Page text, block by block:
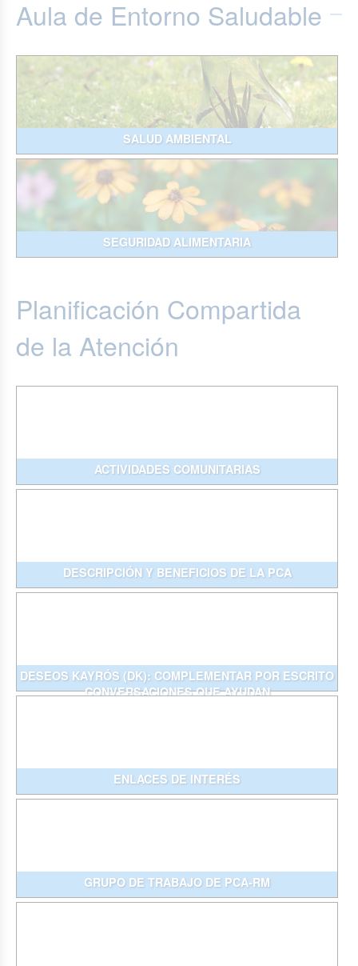
Aula de Entorno Saludable
SALUD AMBIENTAL
SEGURIDAD ALIMENTARIA
Planificación Compartida
de la Atención
ACTIVIDADES COMUNITARIAS
DESCRIPCIÓN Y BENEFICIOS DE LA PCA
DESEOS KAYRÓS (DK): COMPLEMENTAR POR ESCRITO
CONVERSACIONES QUE AYUDAN
ENLACES DE INTERÉS
GRUPO DE TRABAJO DE PCA-RM